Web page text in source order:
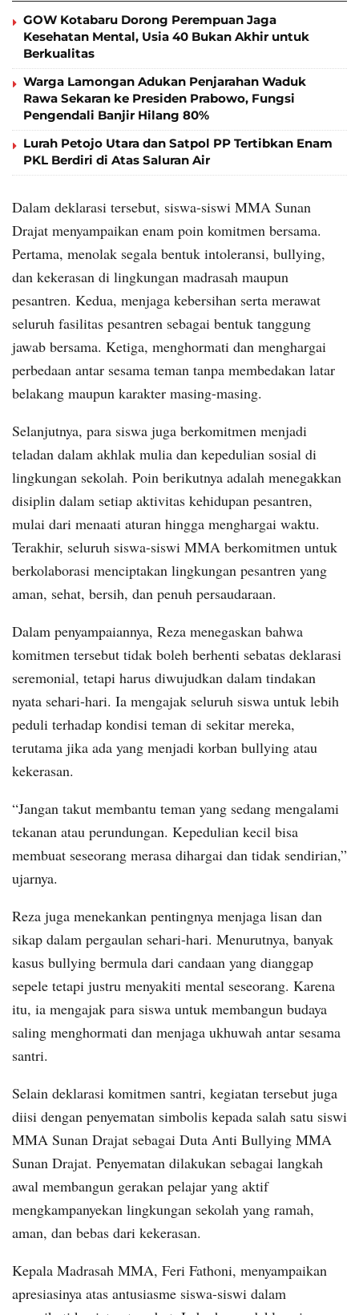
GOW Kotabaru Dorong Perempuan Jaga
Kesehatan Mental, Usia 40 Bukan Akhir untuk
Berkualitas
Warga Lamongan Adukan Penjarahan Waduk
Rawa Sekaran ke Presiden Prabowo, Fungsi
Pengendali Banjir Hilang 80%
Lurah Petojo Utara dan Satpol PP Tertibkan Enam
PKL Berdiri di Atas Saluran Air
Dalam deklarasi tersebut, siswa-siswi MMA Sunan
Drajat menyampaikan enam poin komitmen bersama.
Pertama, menolak segala bentuk intoleransi, bullying,
dan kekerasan di lingkungan madrasah maupun
pesantren. Kedua, menjaga kebersihan serta merawat
seluruh fasilitas pesantren sebagai bentuk tanggung
jawab bersama. Ketiga, menghormati dan menghargai
perbedaan antar sesama teman tanpa membedakan latar
belakang maupun karakter masing-masing.
Selanjutnya, para siswa juga berkomitmen menjadi
teladan dalam akhlak mulia dan kepedulian sosial di
lingkungan sekolah. Poin berikutnya adalah menegakkan
disiplin dalam setiap aktivitas kehidupan pesantren,
mulai dari menaati aturan hingga menghargai waktu.
Terakhir, seluruh siswa-siswi MMA berkomitmen untuk
berkolaborasi menciptakan lingkungan pesantren yang
aman, sehat, bersih, dan penuh persaudaraan.
Dalam penyampaiannya, Reza menegaskan bahwa
komitmen tersebut tidak boleh berhenti sebatas deklarasi
seremonial, tetapi harus diwujudkan dalam tindakan
nyata sehari-hari. Ia mengajak seluruh siswa untuk lebih
peduli terhadap kondisi teman di sekitar mereka,
terutama jika ada yang menjadi korban bullying atau
kekerasan.
“Jangan takut membantu teman yang sedang mengalami
tekanan atau perundungan. Kepedulian kecil bisa
membuat seseorang merasa dihargai dan tidak sendirian,”
ujarnya.
Reza juga menekankan pentingnya menjaga lisan dan
sikap dalam pergaulan sehari-hari. Menurutnya, banyak
kasus bullying bermula dari candaan yang dianggap
sepele tetapi justru menyakiti mental seseorang. Karena
itu, ia mengajak para siswa untuk membangun budaya
saling menghormati dan menjaga ukhuwah antar sesama
santri.
Selain deklarasi komitmen santri, kegiatan tersebut juga
diisi dengan penyematan simbolis kepada salah satu siswi
MMA Sunan Drajat sebagai Duta Anti Bullying MMA
Sunan Drajat. Penyematan dilakukan sebagai langkah
awal membangun gerakan pelajar yang aktif
mengkampanyekan lingkungan sekolah yang ramah,
aman, dan bebas dari kekerasan.
Kepala Madrasah MMA, Feri Fathoni, menyampaikan
apresiasinya atas antusiasme siswa-siswi dalam